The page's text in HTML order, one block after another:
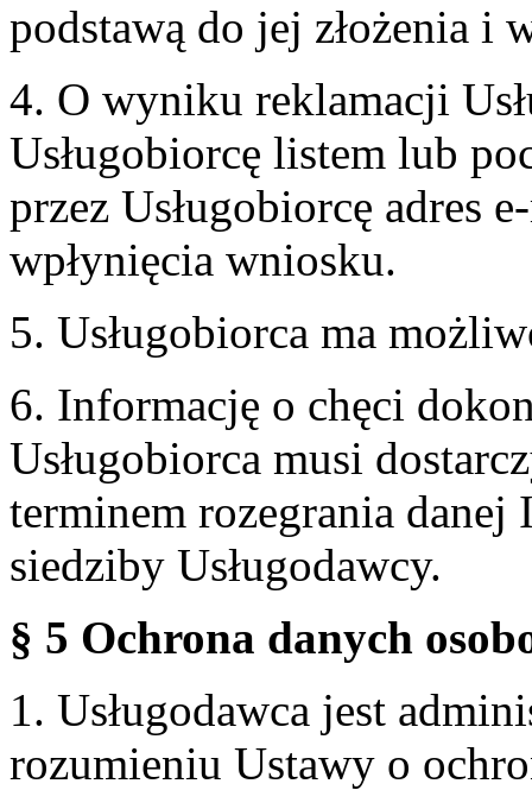
podstawą do jej złożenia i
4. O wyniku reklamacji
Usługobiorcę listem lub
przez Usługobiorcę adres
wpłynięcia wniosku.
5. Usługobiorca ma
6. Informację o chęci
Usługobiorca musi
terminem rozegrania
siedziby Usługodawcy.
§ 5 Ochrona danych
1. Usługodawca jest
rozumieniu Ustawy o